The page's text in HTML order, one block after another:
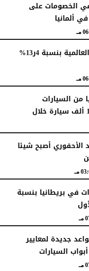
الخصومات على
ألمانيا
مـ
ارتفاع مبيعات ”كيا” العالمية بنسبة 4ر13%
مـ
من السيارات
الكهربائية تتجاوز 100 ألف سيارة خلال
الأحفوري أصبح شيئا
مـ
في بريطانيا بنسبة
جديدة لمعايير
السيارات